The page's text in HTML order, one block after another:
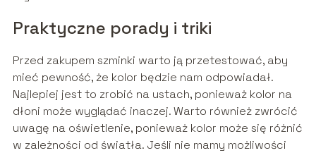
Praktyczne porady i triki
Przed zakupem szminki warto ją przetestować, aby
mieć pewność, że kolor będzie nam odpowiadał.
Najlepiej jest to zrobić na ustach, ponieważ kolor na
dłoni może wyglądać inaczej. Warto również zwrócić
uwagę na oświetlenie, ponieważ kolor może się różnić
w zależności od światła. Jeśli nie mamy możliwości